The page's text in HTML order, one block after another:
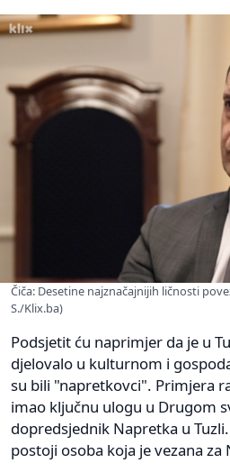
Čiča: Desetine najznačajnijih ličnosti
S./Klix.ba)
Podsjetit ću naprimjer da je u
djelovalo u kulturnom i
su bili "napretkovci". Primjera
imao ključnu ulogu u Drugom
dopredsjednik Napretka u
postoji osoba koja je vezana za